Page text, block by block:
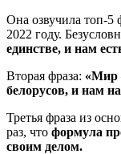
Она озвучила топ-5
2022 году.
единстве, и нам
Вторая фраза: «Мир
белорусов, и нам
Третья фраза из
раз, что формула
своим делом.